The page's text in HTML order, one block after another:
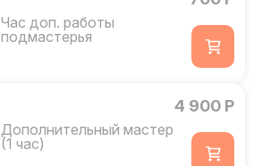
Час доп. работы
подмастерья
Дополнительный мастер
(1 час)
4 900 Р